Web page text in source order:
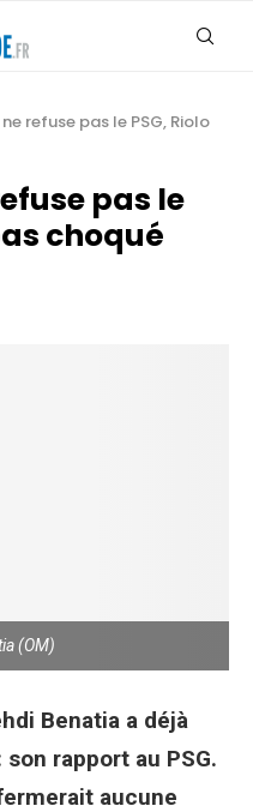
refuse pas le PSG, Riolo
pas le
choqué
(OM)
Benatia a déjà
rapport au PSG.
aucune